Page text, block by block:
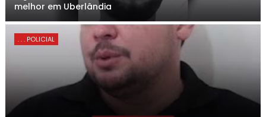
melhor em Uberlândia
. . . POLICIAL